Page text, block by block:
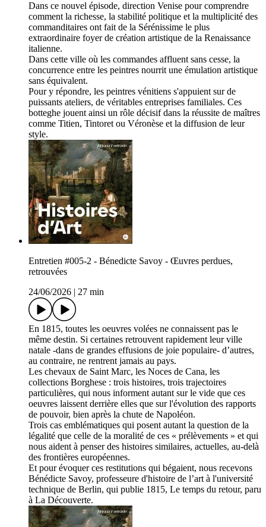
Dans ce nouvel épisode, direction Venise pour comprendre
comment la richesse, la stabilité politique et la multiplicité des
commanditaires ont fait de la Sérénissime le plus
extraordinaire foyer de création artistique de la Renaissance
italienne.
Dans cette ville où les commandes affluent sans cesse, la
concurrence entre les peintres nourrit une émulation artistique
sans équivalent.
Pour y répondre, les peintres vénitiens s'appuient sur de
puissants ateliers, de véritables entreprises familiales. Ces
botteghe jouent ainsi un rôle décisif dans la réussite de maîtres
comme Titien, Tintoret ou Véronèse et la diffusion de leur
style.
Entretien #005-2 - Bénedicte Savoy - Œuvres perdues,
retrouvées
24/06/2026
27 min
En 1815, toutes les oeuvres volées ne connaissent pas le
même destin. Si certaines retrouvent rapidement leur ville
natale -dans de grandes effusions de joie populaire- d’autres,
au contraire, ne rentrent jamais au pays.
Les chevaux de Saint Marc, les Noces de Cana, les
collections Borghese : trois histoires, trois trajectoires
particulières, qui nous informent autant sur le vide que ces
oeuvres laissent derrière elles que sur l'évolution des rapports
de pouvoir, bien après la chute de Napoléon.
Trois cas emblématiques qui posent autant la question de la
légalité que celle de la moralité de ces « prélèvements » et qui
nous aident à penser des histoires similaires, actuelles, au-delà
des frontières européennes.
Et pour évoquer ces restitutions qui bégaient, nous recevons
Bénédicte Savoy, professeure d'histoire de l’art à l'université
technique de Berlin, qui publie 1815, Le temps du retour, paru
à La Découverte.